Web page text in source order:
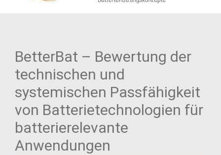
BetterBat – Bewertung der
technischen und
systemischen Passfähigkeit
von Batterietechnologien für
batterierelevante
Anwendungen